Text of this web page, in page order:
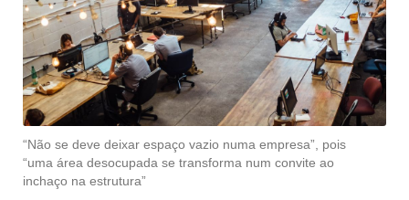
“Não se deve deixar espaço vazio numa empresa”, pois
“uma área desocupada se transforma num convite ao
inchaço na estrutura”